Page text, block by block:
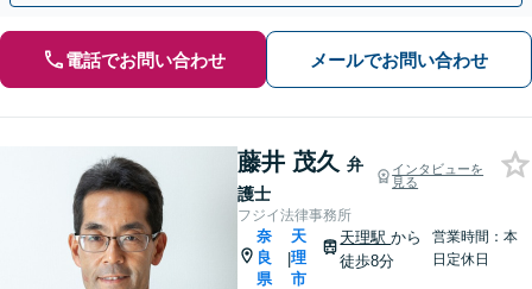
電話でお問い合わせ メールでお問い合わせ
藤井 茂久 弁
護士
インタビューを
見る
フジイ法律事務所
奈
良
県
|
天
理
市
天理駅から
徒歩8分
営業時間：本
日定休日